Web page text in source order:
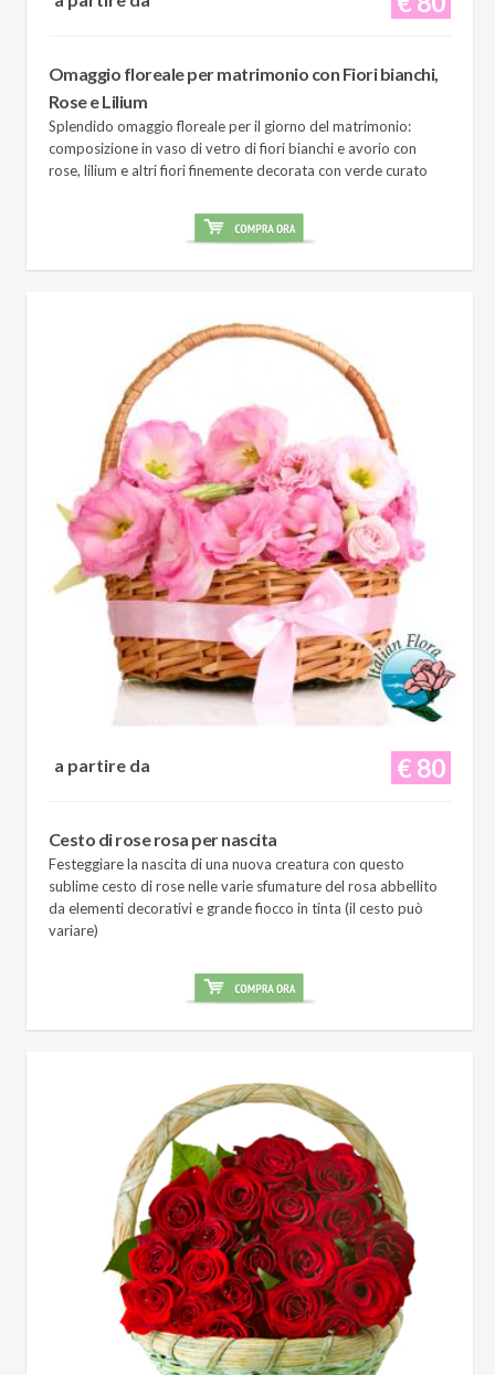
Omaggio floreale per matrimonio con Fiori bianchi,
Rose e Lilium
Splendido omaggio floreale per il giorno del matrimonio:
composizione in vaso di vetro di fiori bianchi e avorio con
rose, lilium e altri fiori finemente decorata con verde curato
€ 80
a partire da
Cesto di rose rosa per nascita
Festeggiare la nascita di una nuova creatura con questo
sublime cesto di rose nelle varie sfumature del rosa abbellito
da elementi decorativi e grande fiocco in tinta (il cesto può
variare)